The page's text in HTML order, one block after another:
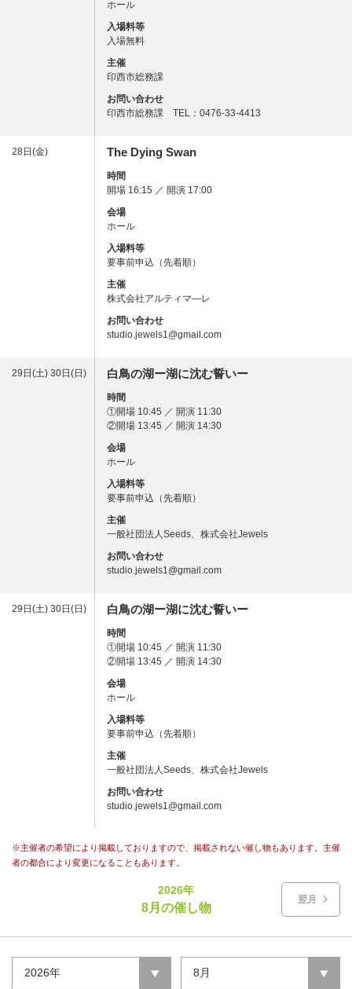
ホール
入場料等
入場無料
主催
印西市総務課
お問い合わせ
印西市総務課 TEL：0476-33-4413
28日(金) The Dying Swan
時間
開場 16:15 ／ 開演 17:00
会場
ホール
入場料等
要事前申込（先着順）
主催
株式会社アルティマ―レ
お問い合わせ
studio.jewels1@gmail.com
29日(土) 30日(日) 白鳥の湖ー湖に沈む誓いー
時間
①開場 10:45 ／ 開演 11:30
②開場 13:45 ／ 開演 14:30
会場
ホール
入場料等
要事前申込（先着順）
主催
一般社団法人Seeds、株式会社Jewels
お問い合わせ
studio.jewels1@gmail.com
29日(土) 30日(日) 白鳥の湖ー湖に沈む誓いー
時間
①開場 10:45 ／ 開演 11:30
②開場 13:45 ／ 開演 14:30
会場
ホール
入場料等
要事前申込（先着順）
主催
一般社団法人Seeds、株式会社Jewels
お問い合わせ
studio.jewels1@gmail.com
※主催者の希望により掲載しておりますので、掲載されない催し物もあります。主催
者の都合により変更になることもあります。
翌月
2026年
8月の催し物
2026年 8月